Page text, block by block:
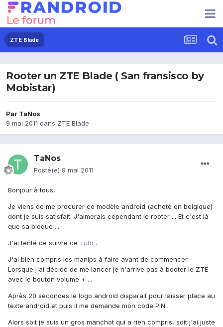
ZTE Blade
Rooter un ZTE Blade ( San fransisco by
Mobistar)
Par TaNos
9 mai 2011 dans ZTE Blade
TaNos
Posté(e) 9 mai 2011
Bonjour à tous,
Je viens de me procurer ce modèle android (acheté en belgique)
dont je suis satisfait. J'aimerais cependant le rooter ... Et c'est là
que sa bloque ...
J'ai tenté de suivre ce Tuto .
J'ai bien compris les manips à faire avant de commencer.
Lorsque j'ai décidé de me lancer je n'arrive pas à booter le ZTE
avec le bouton volume + ...
Après 20 secondes le logo android disparait pour laisser place au
texte android et puis il me demande mon code PIN .
Alors soit je suis un gros manchot qui a rien compris, soit j'ai juste